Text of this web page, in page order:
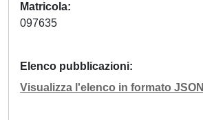
Matricola
097635
Elenco pubblicazioni
Visualizza l'elenco in formato JSON